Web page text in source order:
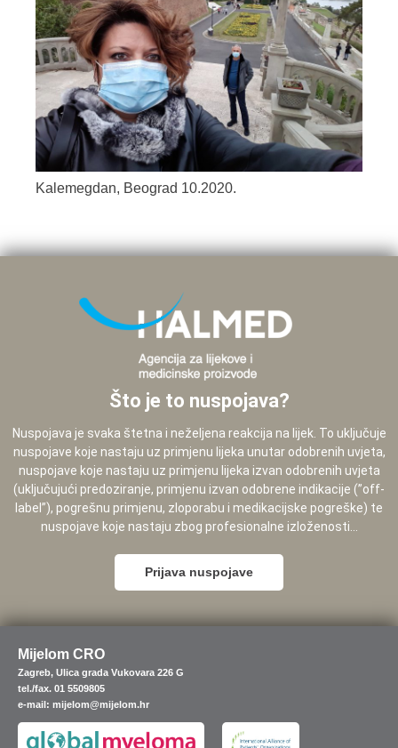
Kalemegdan, Beograd 10.2020.
Što je to nuspojava?
Nuspojava je svaka štetna i neželjena reakcija na lijek. To uključuje
nuspojave koje nastaju uz primjenu lijeka unutar odobrenih uvjeta,
nuspojave koje nastaju uz primjenu lijeka izvan odobrenih uvjeta
(uključujući predoziranje, primjenu izvan odobrene indikacije (”off-
label”), pogrešnu primjenu, zloporabu i medikacijske pogreške) te
nuspojave koje nastaju zbog profesionalne izloženosti...
Prijava nuspojave
Mijelom CRO
Zagreb, Ulica grada Vukovara 226 G
tel./fax. 01 5509805
e-mail: mijelom@mijelom.hr